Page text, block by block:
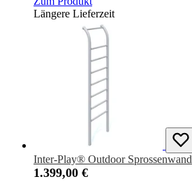
Längere Lieferzeit
Inter-Play® Outdoor Sprossenwand
1.399,00 €